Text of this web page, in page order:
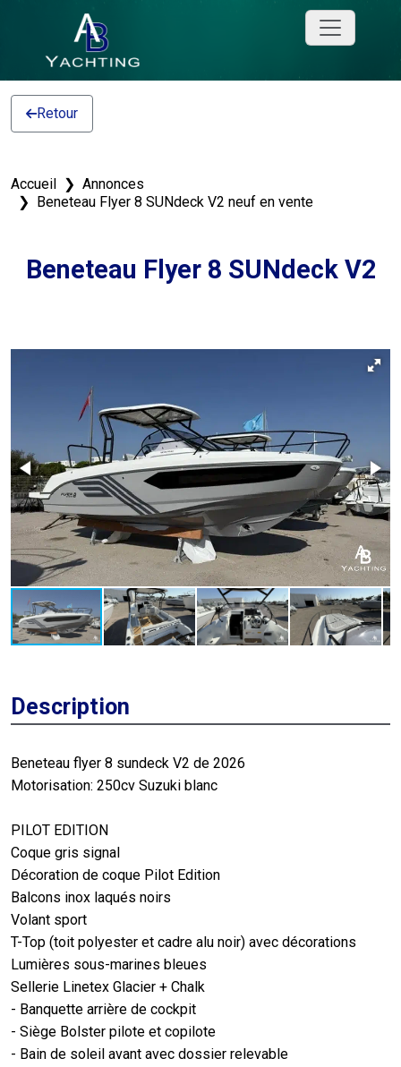
Retour
Accueil
Annonces
Beneteau Flyer 8 SUNdeck V2 neuf en vente
Beneteau Flyer 8 SUNdeck V2
Description
Beneteau flyer 8 sundeck V2 de 2026
Motorisation: 250cv Suzuki blanc
PILOT EDITION
Coque gris signal
Décoration de coque Pilot Edition
Balcons inox laqués noirs
Volant sport
T-Top (toit polyester et cadre alu noir) avec décorations
Lumières sous-marines bleues
Sellerie Linetex Glacier + Chalk
- Banquette arrière de cockpit
- Siège Bolster pilote et copilote
- Bain de soleil avant avec dossier relevable